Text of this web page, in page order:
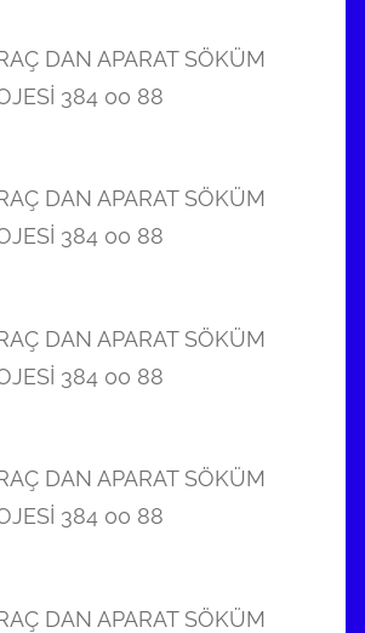
DAN APARAT SÖKÜM
384 00 88
DAN APARAT SÖKÜM
384 00 88
DAN APARAT SÖKÜM
384 00 88
DAN APARAT SÖKÜM
384 00 88
DAN APARAT SÖKÜM